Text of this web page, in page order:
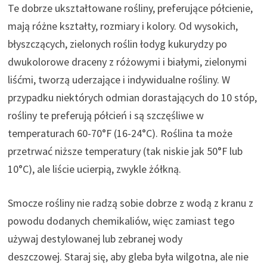
Te dobrze ukształtowane rośliny, preferujące półcienie,
mają różne kształty, rozmiary i kolory. Od wysokich,
błyszczących, zielonych roślin łodyg kukurydzy po
dwukolorowe draceny z różowymi i białymi, zielonymi
liśćmi, tworzą uderzające i indywidualne rośliny. W
przypadku niektórych odmian dorastających do 10 stóp,
rośliny te preferują półcień i są szczęśliwe w
temperaturach 60-70°F (16-24°C). Roślina ta może
przetrwać niższe temperatury (tak niskie jak 50°F lub
10°C), ale liście ucierpią, zwykle żółkną.
Smocze rośliny nie radzą sobie dobrze z wodą z kranu z
powodu dodanych chemikaliów, więc zamiast tego
używaj destylowanej lub zebranej wody
deszczowej. Staraj się, aby gleba była wilgotna, ale nie